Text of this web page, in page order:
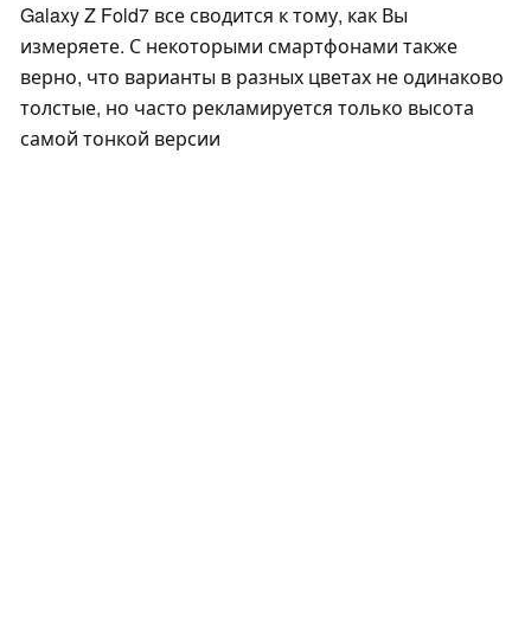
Galaxy Z Fold7 все сводится к тому, как Вы
измеряете. С некоторыми смартфонами также
верно, что варианты в разных цветах не одинаково
толстые, но часто рекламируется только высота
самой тонкой версии